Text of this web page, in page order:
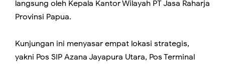
langsung oleh Kepala Kantor Wilayah PT Jasa Raharja
Provinsi Papua.
Kunjungan ini menyasar empat lokasi strategis,
yakni Pos SIP Azana Jayapura Utara, Pos Terminal